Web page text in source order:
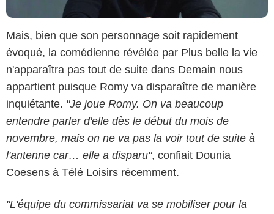
Mais, bien que son personnage soit rapidement
évoqué, la comédienne révélée par Plus belle la vie
n'apparaîtra pas tout de suite dans Demain nous
appartient puisque Romy va disparaître de manière
inquiétante. "Je joue Romy. On va beaucoup
entendre parler d'elle dès le début du mois de
novembre, mais on ne va pas la voir tout de suite à
l'antenne car… elle a disparu", confiait Dounia
Coesens à Télé Loisirs récemment.
"L'équipe du commissariat va se mobiliser pour la